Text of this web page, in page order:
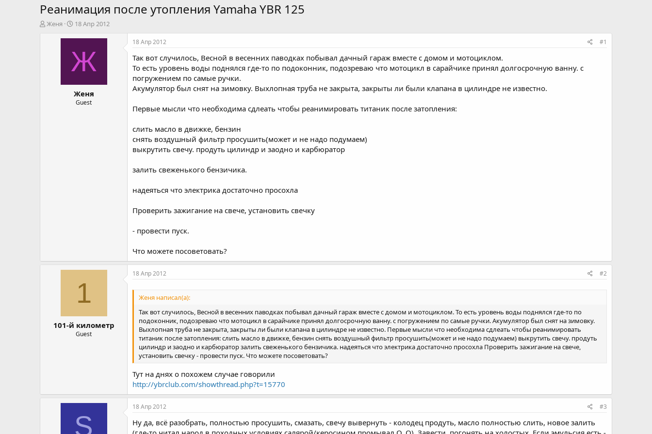
Реанимация после утопления Yamaha YBR 125
А
Женя
Д
т
н
а
а
л
а
18 Апр 2012
Ж
Женя
Guest
18 Апр 2012 #1
Так вот случилось, Весной в весенних паводках побывал дачный гараж вместе с домом и мотоциклом.
То есть уровень воды поднялся где-то по подоконник, подозреваю что мотоцикл в сарайчике принял долгосрочную ванну. с
погружением по самые ручки.
Акумулятор был снят на зимовку. Выхлопная труба не закрыта, закрыты ли были клапана в цилиндре не известно.
Первые мысли что необходима сдлеать чтобы реанимировать титаник после затопления:
слить масло в движке, бензин
снять воздушный фильтр просушить(может и не надо подумаем)
выкрутить свечу. продуть цилиндр и заодно и карбюратор
залить свеженького бензичика.
надеяться что электрика достаточно просохла
Проверить зажигание на свече, установить свечку
- провести пуск.
Что можете посоветовать?
1
101-й километр
Guest
18 Апр 2012 #2
Женя написал(а):
Так вот случилось, Весной в весенних паводках побывал дачный гараж вместе с домом и мотоциклом. То есть уровень воды поднялся где-то по
подоконник, подозреваю что мотоцикл в сарайчике принял долгосрочную ванну. с погружением по самые ручки. Акумулятор был снят на зимовку.
Выхлопная труба не закрыта, закрыты ли были клапана в цилиндре не известно. Первые мысли что необходима сдлеать чтобы реанимировать
титаник после затопления: слить масло в движке, бензин снять воздушный фильтр просушить(может и не надо подумаем) выкрутить свечу. продуть
цилиндр и заодно и карбюратор залить свеженького бензичика. надеяться что электрика достаточно просохла Проверить зажигание на свече,
установить свечку - провести пуск. Что можете посоветовать?
Тут на днях о похожем случае говорили
http://ybrclub.com/showthread.php?t=15770
S
18 Апр 2012 #3
Ну да, всё разобрать, полностью просушить, смазать, свечу вывернуть - колодец продуть, масло полностью слить, новое залить